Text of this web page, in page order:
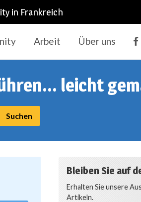
in Frankreich
Arbeit Über uns
leicht
Bleiben Sie auf
Erhalten Sie unsere
Artikeln.